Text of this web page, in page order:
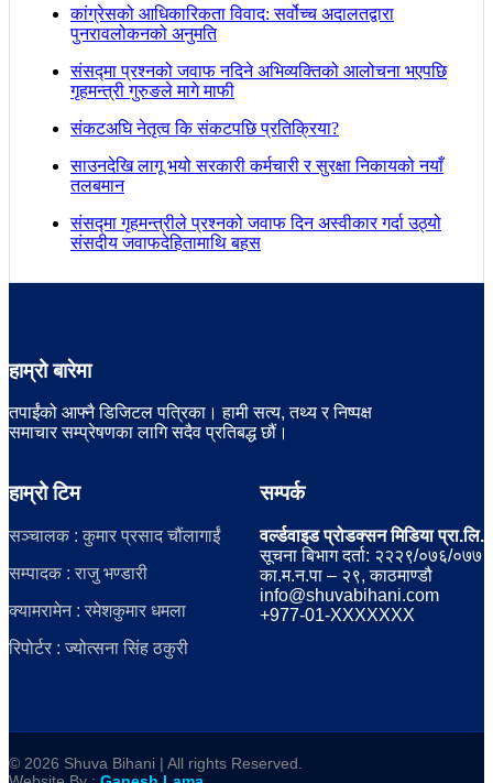
कांग्रेसको आधिकारिकता विवाद: सर्वोच्च अदालतद्वारा
पुनरावलोकनको अनुमति
संसद्मा प्रश्नको जवाफ नदिने अभिव्यक्तिको आलोचना भएपछि
गृहमन्त्री गुरुङले मागे माफी
संकटअघि नेतृत्व कि संकटपछि प्रतिक्रिया?
साउनदेखि लागू भयो सरकारी कर्मचारी र सुरक्षा निकायको नयाँ
तलबमान
संसद्मा गृहमन्त्रीले प्रश्नको जवाफ दिन अस्वीकार गर्दा उठ्यो
संसदीय जवाफदेहितामाथि बहस
हाम्रो बारेमा
तपाईंको आफ्नै डिजिटल पत्रिका। हामी सत्य, तथ्य र निष्पक्ष
समाचार सम्प्रेषणका लागि सदैव प्रतिबद्ध छौं।
हाम्रो टिम
सञ्चालक : कुमार प्रसाद चौंलागाईं
सम्पादक : राजु भण्डारी
क्यामरामेन : रमेशकुमार धमला
रिपोर्टर : ज्योत्सना सिंह ठकुरी
सम्पर्क
वर्ल्डवाइड प्रोडक्सन मिडिया प्रा.लि.
सूचना बिभाग दर्ता: २२२९/०७६/०७७
का.म.न.पा – २९, काठमाण्डौ
info@shuvabihani.com
+977-01-XXXXXXX
© 2026 Shuva Bihani | All rights Reserved.